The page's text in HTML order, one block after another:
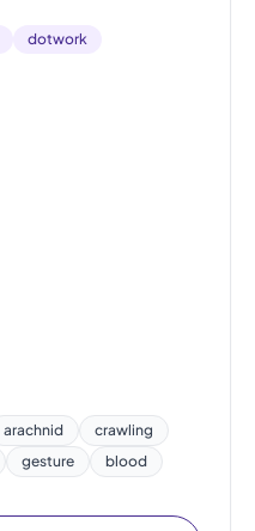
dotwork
arachnid
crawling
gesture blood